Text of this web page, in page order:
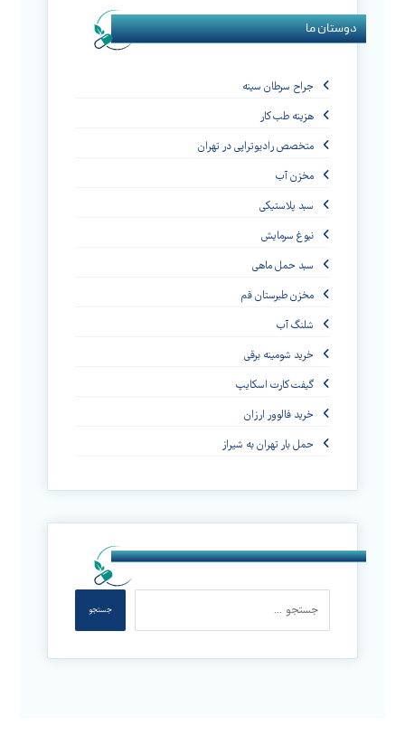
دوستان ما
جراح سرطان سینه
هزینه طب کار
متخصص رادیوتراپی در تهران
مخزن آب
سبد پلاستیکی
نبوغ سرمایش
سبد حمل ماهی
مخزن طبرستان قم
شلنگ آب
خرید شومینه برقی
گیفت کارت اسکایپ
خرید فالوور ارزان
حمل بار تهران به شیراز
جستجو